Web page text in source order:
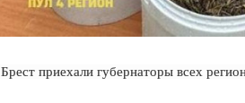
приехали губернаторы всех